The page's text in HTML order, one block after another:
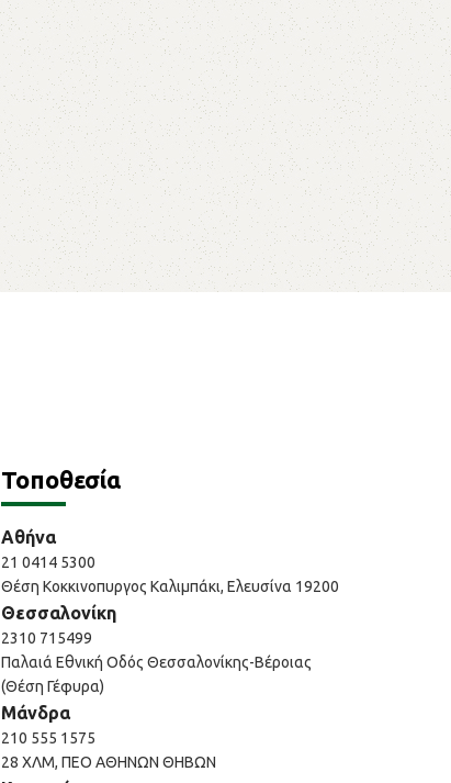
Τοποθεσία
Αθήνα
21 0414 5300
Θέση Κοκκινοπυργος Καλιμπάκι, Ελευσίνα 19200
Θεσσαλονίκη
2310 715499
Παλαιά Εθνική Οδός Θεσσαλονίκης-Βέροιας
(Θέση Γέφυρα)
Μάνδρα
210 555 1575
28 ΧΛΜ, ΠΕΟ ΑΘΗΝΩΝ ΘΗΒΩΝ